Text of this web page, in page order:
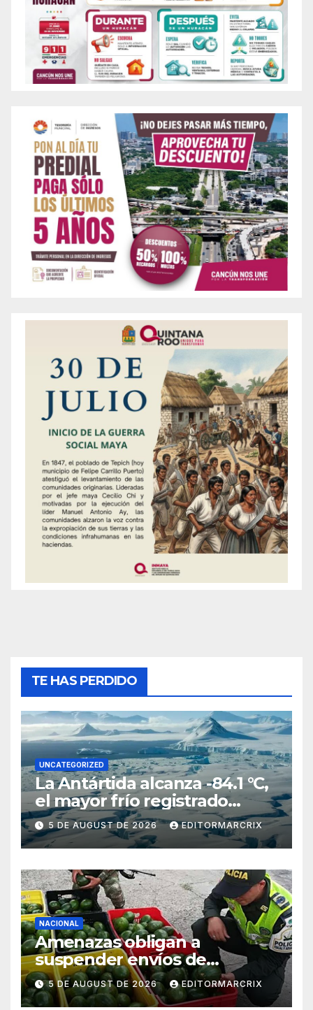
TE HAS PERDIDO
UNCATEGORIZED
La Antártida alcanza -84.1 °C,
el mayor frío registrado
desde 2012
5 DE AUGUST DE 2026 EDITORMARCRIX
NACIONAL
Amenazas obligan a
suspender envíos de
aguacate michoacano a EU
5 DE AUGUST DE 2026 EDITORMARCRIX